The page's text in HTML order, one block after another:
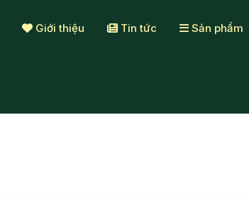
Giới thiệu Tin tức Sản phẩm